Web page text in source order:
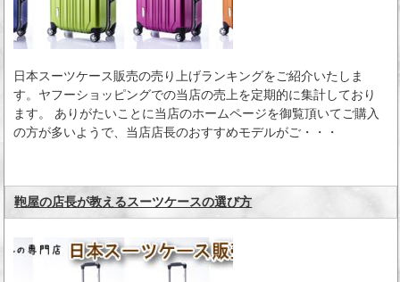
日本スーツケース販売の売り上げランキングをご紹介いたしま
す。ヤフーショッピングでの当店の売上を定期的に集計しており
ます。 ありがたいことに当店のホームページを御覧頂いてご購入
の方が多いようで、当店店長のおすすめモデルがご・・・
鞄屋の店長が教えるスーツケースの選び方